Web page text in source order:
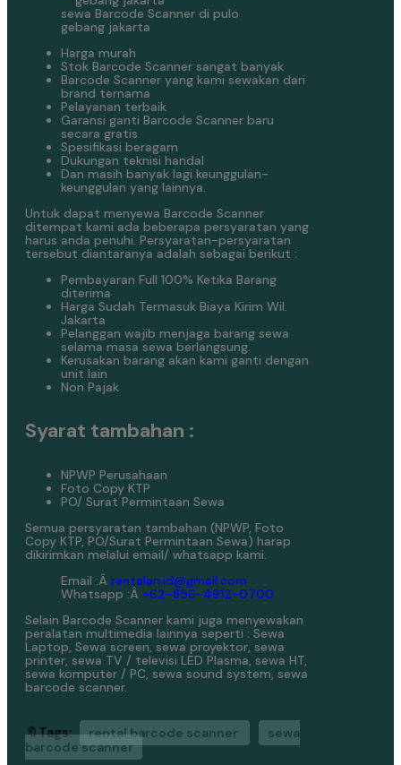
sewa Barcode Scanner di pulo
gebang jakarta
Harga murah
Stok Barcode Scanner sangat banyak
Barcode Scanner yang kami sewakan dari
brand ternama
Pelayanan terbaik
Garansi ganti Barcode Scanner baru
secara gratis
Spesifikasi beragam
Dukungan teknisi handal
Dan masih banyak lagi keunggulan-
keunggulan yang lainnya.
Untuk dapat menyewa Barcode Scanner
ditempat kami ada beberapa persyaratan yang
harus anda penuhi. Persyaratan-persyaratan
tersebut diantaranya adalah sebagai berikut :
Pembayaran Full 100% Ketika Barang
diterima
Harga Sudah Termasuk Biaya Kirim Wil.
Jakarta
Pelanggan wajib menjaga barang sewa
selama masa sewa berlangsung.
Kerusakan barang akan kami ganti dengan
unit lain
Non Pajak
Syarat tambahan :
NPWP Perusahaan
Foto Copy KTP
PO/ Surat Permintaan Sewa
Semua persyaratan tambahan (NPWP, Foto
Copy KTP, PO/Surat Permintaan Sewa) harap
dikirimkan melalui email/ whatsapp kami.
Email :Â rentalan.id@gmail.com
Whatsapp :Â +62-856-4912-0700
Selain Barcode Scanner kami juga menyewakan
peralatan multimedia lainnya seperti : Sewa
Laptop, Sewa screen, sewa proyektor, sewa
printer, sewa TV / televisi LED Plasma, sewa HT,
sewa komputer / PC, sewa sound system, sewa
barcode scanner.
🔖Tags: rental barcode scanner
sewa
barcode scanner